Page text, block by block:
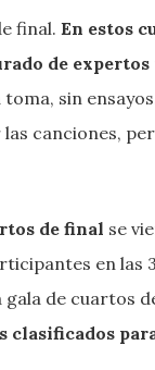
final. En estos
de
sin
canciones,
de final se
en las
de cuartos
clasificados